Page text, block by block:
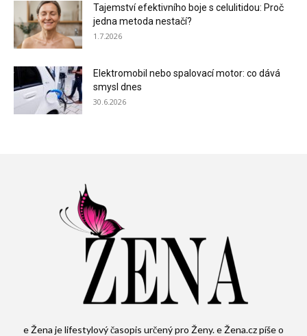
Tajemství efektivního boje s celulitidou: Proč
jedna metoda nestačí?
1.7.2026
Elektromobil nebo spalovací motor: co dává
smysl dnes
30.6.2026
e Žena je lifestylový časopis určený pro Ženy. e Žena.cz píše o